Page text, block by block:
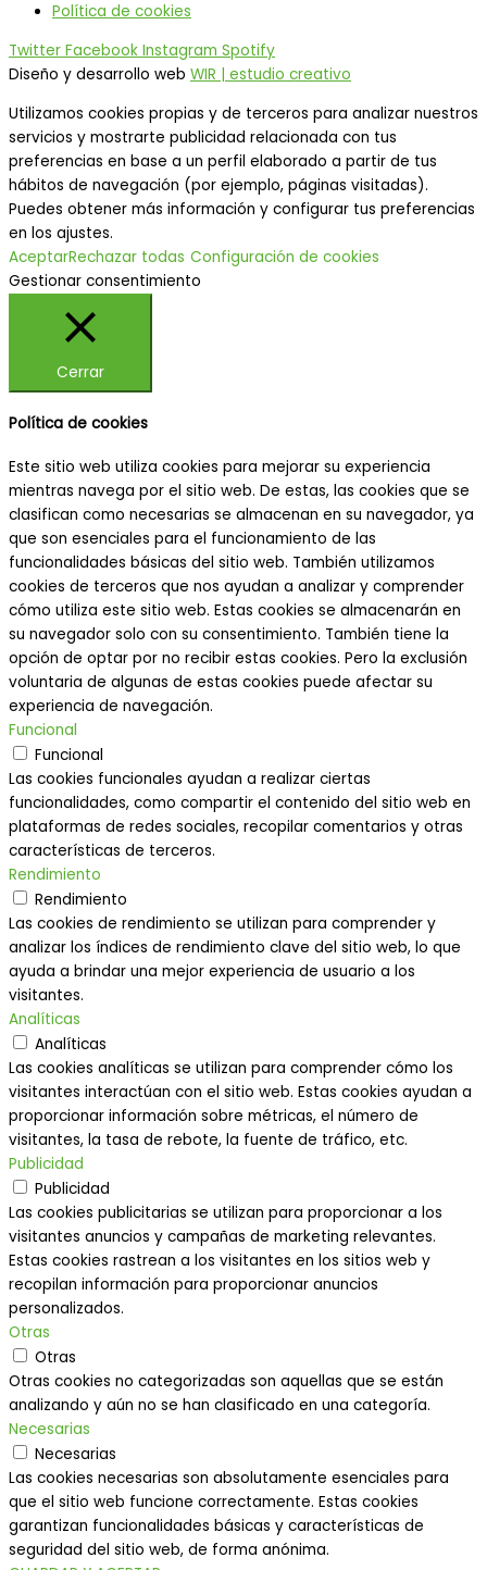
Política de cookies
Twitter Facebook Instagram Spotify
Diseño y desarrollo web WIR | estudio creativo
Utilizamos cookies propias y de terceros para analizar nuestros
servicios y mostrarte publicidad relacionada con tus
preferencias en base a un perfil elaborado a partir de tus
hábitos de navegación (por ejemplo, páginas visitadas).
Puedes obtener más información y configurar tus preferencias
en los ajustes.
AceptarRechazar todas Configuración de cookies
Gestionar consentimiento
Cerrar
Política de cookies
Este sitio web utiliza cookies para mejorar su experiencia
mientras navega por el sitio web. De estas, las cookies que se
clasifican como necesarias se almacenan en su navegador, ya
que son esenciales para el funcionamiento de las
funcionalidades básicas del sitio web. También utilizamos
cookies de terceros que nos ayudan a analizar y comprender
cómo utiliza este sitio web. Estas cookies se almacenarán en
su navegador solo con su consentimiento. También tiene la
opción de optar por no recibir estas cookies. Pero la exclusión
voluntaria de algunas de estas cookies puede afectar su
experiencia de navegación.
Funcional
Funcional
Las cookies funcionales ayudan a realizar ciertas
funcionalidades, como compartir el contenido del sitio web en
plataformas de redes sociales, recopilar comentarios y otras
características de terceros.
Rendimiento
Rendimiento
Las cookies de rendimiento se utilizan para comprender y
analizar los índices de rendimiento clave del sitio web, lo que
ayuda a brindar una mejor experiencia de usuario a los
visitantes.
Analíticas
Analíticas
Las cookies analíticas se utilizan para comprender cómo los
visitantes interactúan con el sitio web. Estas cookies ayudan a
proporcionar información sobre métricas, el número de
visitantes, la tasa de rebote, la fuente de tráfico, etc.
Publicidad
Publicidad
Las cookies publicitarias se utilizan para proporcionar a los
visitantes anuncios y campañas de marketing relevantes.
Estas cookies rastrean a los visitantes en los sitios web y
recopilan información para proporcionar anuncios
personalizados.
Otras
Otras
Otras cookies no categorizadas son aquellas que se están
analizando y aún no se han clasificado en una categoría.
Necesarias
Necesarias
Las cookies necesarias son absolutamente esenciales para
que el sitio web funcione correctamente. Estas cookies
garantizan funcionalidades básicas y características de
seguridad del sitio web, de forma anónima.